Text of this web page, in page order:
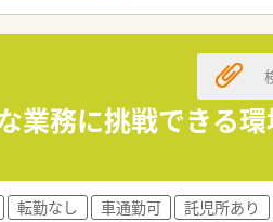
業務に挑戦できる
転勤なし 車通勤可 託児所あり